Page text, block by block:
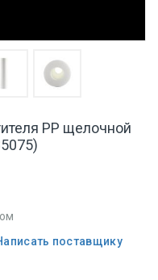
PP щелочной
поставщику